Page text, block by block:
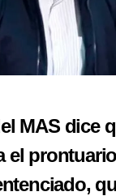
MAS dice
el